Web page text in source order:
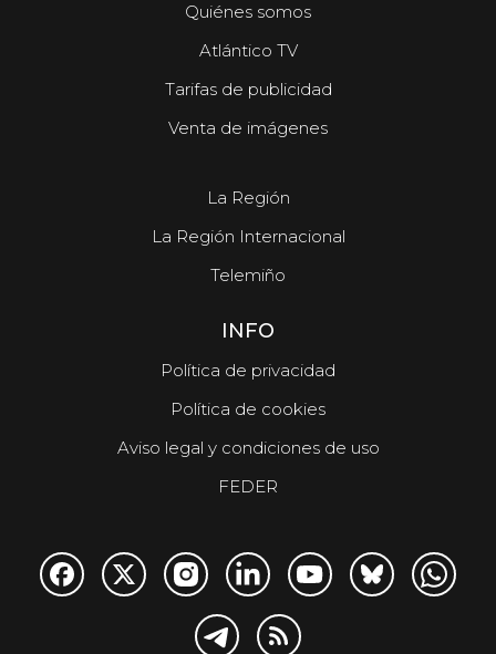
Quiénes somos
Atlántico TV
Tarifas de publicidad
Venta de imágenes
La Región
La Región Internacional
Telemiño
INFO
Política de privacidad
Política de cookies
Aviso legal y condiciones de uso
FEDER